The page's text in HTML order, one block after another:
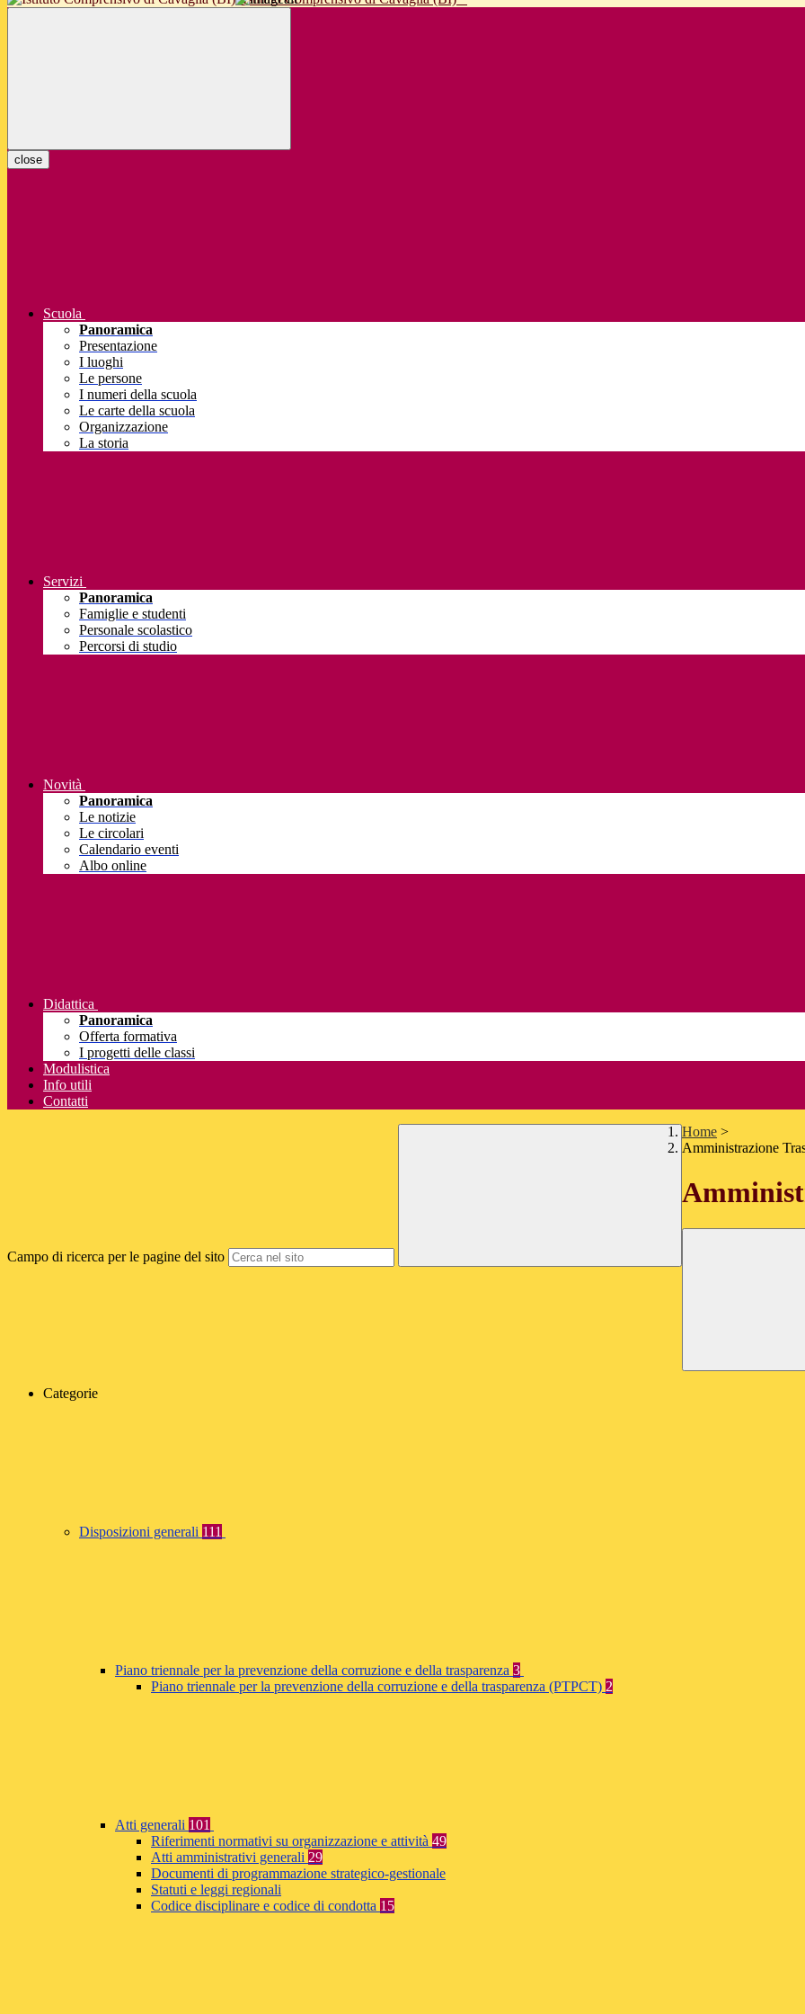
close
Scuola
Panoramica
Presentazione
I luoghi
Le persone
I numeri della scuola
Le carte della scuola
Organizzazione
La storia
Servizi
Panoramica
Famiglie e studenti
Personale scolastico
Percorsi di studio
Novità
Panoramica
Le notizie
Le circolari
Calendario eventi
Albo online
Didattica
Panoramica
Offerta formativa
I progetti delle classi
Modulistica
Info utili
Contatti
Campo di ricerca per le pagine del sito
Home >
Amministrazione
Categorie
Disposizioni generali 111
Piano triennale per la prevenzione della corruzione e della trasparenza 3
Piano triennale per la prevenzione della corruzione e della trasparenza (PTPCT) 2
Atti generali 101
Riferimenti normativi su organizzazione e attività 49
Atti amministrativi generali 29
Documenti di programmazione strategico-gestionale
Statuti e leggi regionali
Codice disciplinare e codice di condotta 15